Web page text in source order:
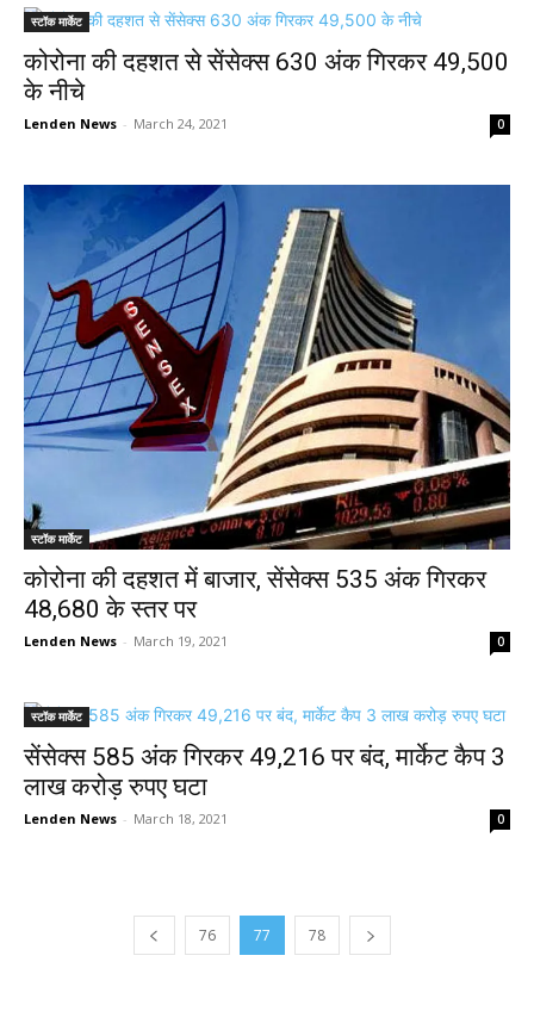
स्टॉक मार्केट
कोरोना की दहशत से सेंसेक्स 630 अंक गिरकर 49,500
के नीचे
Lenden News - March 24, 2021 0
स्टॉक मार्केट
कोरोना की दहशत में बाजार, सेंसेक्स 535 अंक गिरकर
48,680 के स्तर पर
Lenden News - March 19, 2021 0
स्टॉक मार्केट
सेंसेक्स 585 अंक गिरकर 49,216 पर बंद, मार्केट कैप 3
लाख करोड़ रुपए घटा
Lenden News - March 18, 2021 0
76 77 78